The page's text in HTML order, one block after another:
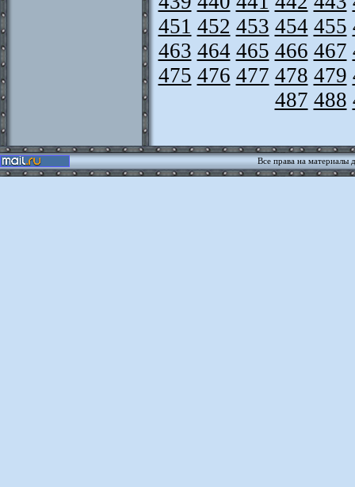
451 452 453 454 455
463 464 465 466 467
475 476 477 478 479
487 488
Все права на материалы